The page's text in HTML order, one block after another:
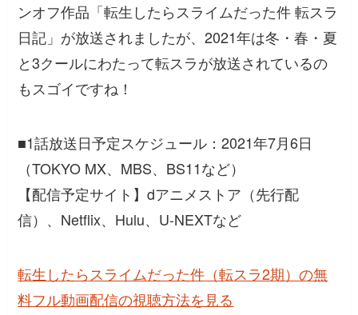
ンオフ作品「転生したらスライムだった件 転スラ
日記」が放送されましたが、2021年は冬・春・夏
と3クールにわたって転スラが放送されているの
もスゴイですね！
■1話放送日予定スケジュール：2021年7月6日
（TOKYO MX、MBS、BS11など）
【配信予定サイト】dアニメストア（先行配
信）、Netflix、Hulu、U-NEXTなど
転生したらスライムだった件（転スラ2期）の無
料フル動画配信の視聴方法を見る